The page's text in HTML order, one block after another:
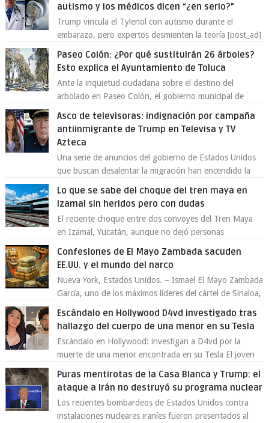
autismo y los médicos dicen “¿en serio?”
Trump vincula el Tylenol con autismo durante el
embarazo, pero expertos desmienten la teoría [post_ad]
Paseo Colón: ¿Por qué sustituirán 26 árboles?
Esto explica el Ayuntamiento de Toluca
Ante la inquietud ciudadana sobre el destino del
arbolado en Paseo Colón, el gobierno municipal de
Asco de televisoras: indignación por campaña
antiinmigrante de Trump en Televisa y TV
Azteca
Una serie de anuncios del gobierno de Estados Unidos
que buscan desalentar la migración han encendido la
Lo que se sabe del choque del tren maya en
Izamal sin heridos pero con dudas
El reciente choque entre dos convoyes del Tren Maya
en Izamal, Yucatán, aunque no dejó personas
Confesiones de El Mayo Zambada sacuden
EE.UU. y el mundo del narco
Nueva York, Estados Unidos. – Ismael El Mayo Zambada
García, uno de los máximos líderes del cártel de Sinaloa,
Escándalo en Hollywood D4vd investigado tras
hallazgo del cuerpo de una menor en su Tesla
Escándalo en Hollywood: investigan a D4vd por la
muerte de una menor encontrada en su Tesla El joven
Puras mentirotas de la Casa Blanca y Trump: el
ataque a Irán no destruyó su programa nuclear
Los recientes bombardeos de Estados Unidos contra
instalaciones nucleares iraníes fueron presentados al